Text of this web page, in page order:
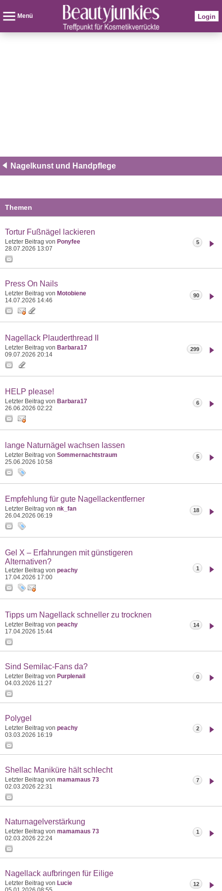
Menü Login
Nagelkunst und Handpflege
Themen
Tortur Fußnägel lackieren
Letzter Beitrag von Ponyfee
28.07.2026 13:07
5
Press On Nails
Letzter Beitrag von Motobiene
14.07.2026 14:46
90
Nagellack Plauderthread II
Letzter Beitrag von Barbara17
09.07.2026 20:14
299
HELP please!
Letzter Beitrag von Barbara17
26.06.2026 02:22
6
lange Naturnägel wachsen lassen
Letzter Beitrag von Sommernachtstraum
25.06.2026 10:58
5
Empfehlung für gute Nagellackentferner
Letzter Beitrag von nk_fan
26.04.2026 06:19
18
Gel X – Erfahrungen mit günstigeren
Alternativen?
Letzter Beitrag von peachy
17.04.2026 17:00
1
Tipps um Nagellack schneller zu trocknen
Letzter Beitrag von peachy
17.04.2026 15:44
14
Sind Semilac-Fans da?
Letzter Beitrag von Purplenail
04.03.2026 11:27
0
Polygel
Letzter Beitrag von peachy
03.03.2026 16:19
2
Shellac Maniküre hält schlecht
Letzter Beitrag von mamamaus 73
02.03.2026 22:31
7
Naturnagelverstärkung
Letzter Beitrag von mamamaus 73
02.03.2026 22:24
1
Nagellack aufbringen für Eilige
Letzter Beitrag von Lucie
12